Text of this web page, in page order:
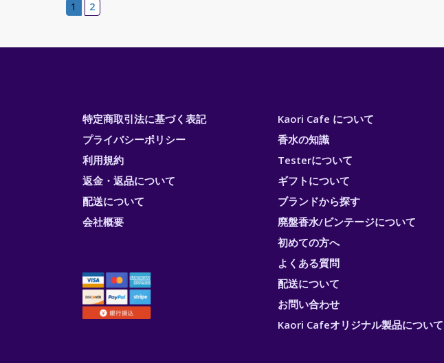
1 2
特定商取引法に基づく表記
プライバシーポリシー
利用規約
返金・返品について
配送について
会社概要
Kaori Cafe について
香水の知識
Testerについて
ギフトについて
ブランドから探す
廃盤香水/ビンテージについて
初めての方へ
よくある質問
配送について
お問い合わせ
Kaori Cafeオリジナル製品について